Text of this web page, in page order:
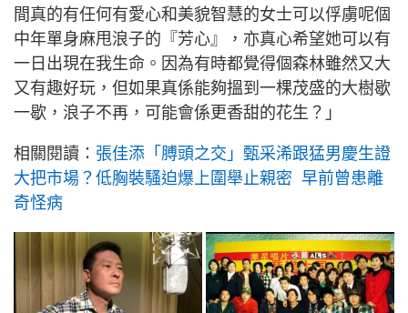
間真的有任何有愛心和美貌智慧的女士可以俘虜呢個
中年單身麻甩浪子的『芳心』，亦真心希望她可以有
一日出現在我生命。因為有時都覺得個森林雖然又大
又有趣好玩，但如果真係能夠搵到一棵茂盛的大樹歇
一歇，浪子不再，可能會係更香甜的花生？」
相關閱讀： 張佳添「膊頭之交」甄采浠跟猛男慶生證
大把市場？低胸裝騷迫爆上圍舉止親密 早前曾患離
奇怪病